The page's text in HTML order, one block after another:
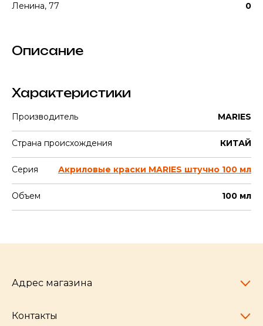
Ленина, 77 0
Описание
Характеристики
Производитель MARIES
Страна происхождения КИТАЙ
Серия Акриловые краски MARIES штучно 100 мл
Объем 100 мл
Адрес магазина
Челябинск,
Контакты